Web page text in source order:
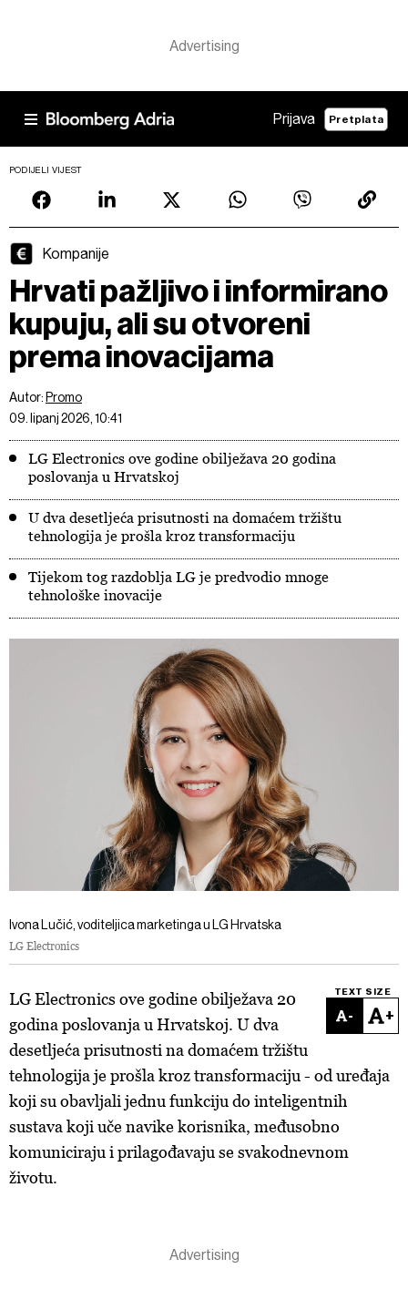
Prijava Pretplata
PODIJELI VIJEST
Kompanije
Hrvati pažljivo i informirano
kupuju, ali su otvoreni
prema inovacijama
Autor: Promo
09. lipanj 2026, 10:41
LG Electronics ove godine obilježava 20 godina
poslovanja u Hrvatskoj
U dva desetljeća prisutnosti na domaćem tržištu
tehnologija je prošla kroz transformaciju
Tijekom tog razdoblja LG je predvodio mnoge
tehnološke inovacije
Ivona Lučić, voditeljica marketinga u LG Hrvatska
LG Electronics
TEXT SIZE
- +
LG Electronics ove godine obilježava 20
godina poslovanja u Hrvatskoj. U dva
desetljeća prisutnosti na domaćem tržištu
tehnologija je prošla kroz transformaciju - od uređaja
koji su obavljali jednu funkciju do inteligentnih
sustava koji uče navike korisnika, međusobno
komuniciraju i prilagođavaju se svakodnevnom
životu.